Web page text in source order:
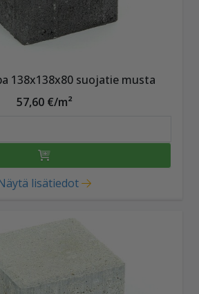
138x138x80 suojatie musta
57,60 €/m²
lisätiedot